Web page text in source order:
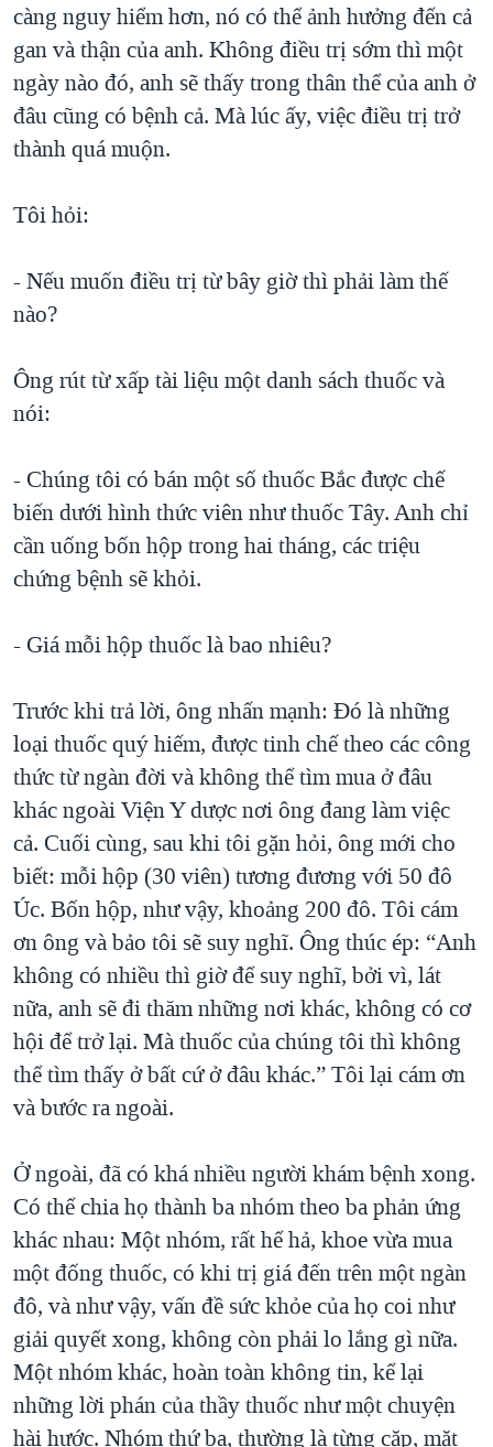
càng nguy hiểm hơn, nó có thể ảnh hưởng đến cả
gan và thận của anh. Không điều trị sớm thì một
ngày nào đó, anh sẽ thấy trong thân thể của anh ở
đâu cũng có bệnh cả. Mà lúc ấy, việc điều trị trở
thành quá muộn.
Tôi hỏi:
- Nếu muốn điều trị từ bây giờ thì phải làm thế
nào?
Ông rút từ xấp tài liệu một danh sách thuốc và
nói:
- Chúng tôi có bán một số thuốc Bắc được chế
biến dưới hình thức viên như thuốc Tây. Anh chỉ
cần uống bốn hộp trong hai tháng, các triệu
chứng bệnh sẽ khỏi.
- Giá mỗi hộp thuốc là bao nhiêu?
Trước khi trả lời, ông nhấn mạnh: Đó là những
loại thuốc quý hiếm, được tinh chế theo các công
thức từ ngàn đời và không thể tìm mua ở đâu
khác ngoài Viện Y dược nơi ông đang làm việc
cả. Cuối cùng, sau khi tôi gặn hỏi, ông mới cho
biết: mỗi hộp (30 viên) tương đương với 50 đô
Úc. Bốn hộp, như vậy, khoảng 200 đô. Tôi cám
ơn ông và bảo tôi sẽ suy nghĩ. Ông thúc ép: “Anh
không có nhiều thì giờ để suy nghĩ, bởi vì, lát
nữa, anh sẽ đi thăm những nơi khác, không có cơ
hội để trở lại. Mà thuốc của chúng tôi thì không
thể tìm thấy ở bất cứ ở đâu khác.” Tôi lại cám ơn
và bước ra ngoài.
Ở ngoài, đã có khá nhiều người khám bệnh xong.
Có thể chia họ thành ba nhóm theo ba phản ứng
khác nhau: Một nhóm, rất hể hả, khoe vừa mua
một đống thuốc, có khi trị giá đến trên một ngàn
đô, và như vậy, vấn đề sức khỏe của họ coi như
giải quyết xong, không còn phải lo lắng gì nữa.
Một nhóm khác, hoàn toàn không tin, kể lại
những lời phán của thầy thuốc như một chuyện
hài hước. Nhóm thứ ba, thường là từng cặp, mặt